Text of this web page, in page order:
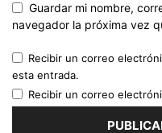
Guardar mi nombre,
navegador la próxima vez
Recibir un correo
esta entrada.
Recibir un correo